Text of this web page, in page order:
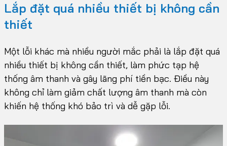
Lắp đặt quá nhiều thiết bị không cần
thiết
Một lỗi khác mà nhiều người mắc phải là lắp đặt quá
nhiều thiết bị không cần thiết, làm phức tạp hệ
thống âm thanh và gây lãng phí tiền bạc. Điều này
không chỉ làm giảm chất lượng âm thanh mà còn
khiến hệ thống khó bảo trì và dễ gặp lỗi.